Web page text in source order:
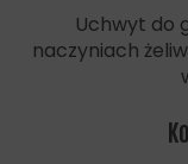
Uchwyt do
naczyniach